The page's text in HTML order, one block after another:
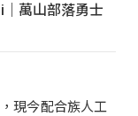
｜萬山部落勇士
現今配合族人工